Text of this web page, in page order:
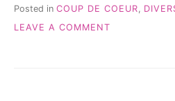
POURQUOI
Posted in COUP DE COEUR,
LEAVE A COMMENT